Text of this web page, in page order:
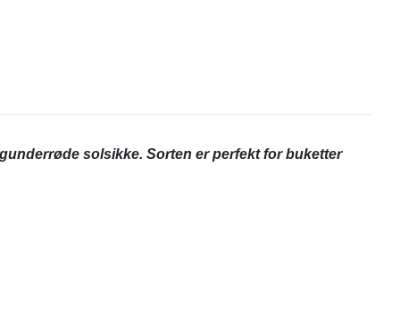
solsikke. Sorten er perfekt for buketter